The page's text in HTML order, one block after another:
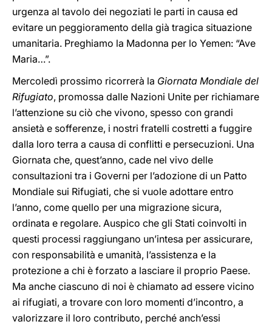
urgenza al tavolo dei negoziati le parti in causa ed
evitare un peggioramento della già tragica situazione
umanitaria. Preghiamo la Madonna per lo Yemen: “Ave
Maria…”.
Mercoledì prossimo ricorrerà la Giornata Mondiale del
Rifugiato, promossa dalle Nazioni Unite per richiamare
l’attenzione su ciò che vivono, spesso con grandi
ansietà e sofferenze, i nostri fratelli costretti a fuggire
dalla loro terra a causa di conflitti e persecuzioni. Una
Giornata che, quest’anno, cade nel vivo delle
consultazioni tra i Governi per l’adozione di un Patto
Mondiale sui Rifugiati, che si vuole adottare entro
l’anno, come quello per una migrazione sicura,
ordinata e regolare. Auspico che gli Stati coinvolti in
questi processi raggiungano un’intesa per assicurare,
con responsabilità e umanità, l’assistenza e la
protezione a chi è forzato a lasciare il proprio Paese.
Ma anche ciascuno di noi è chiamato ad essere vicino
ai rifugiati, a trovare con loro momenti d’incontro, a
valorizzare il loro contributo, perché anch’essi